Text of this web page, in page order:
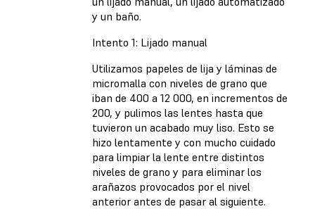
y un baño.
Intento 1: Lijado manual
Utilizamos papeles de lija y láminas de
micromalla con niveles de grano que
iban de 400 a 12 000, en incrementos de
200, y pulimos las lentes hasta que
tuvieron un acabado muy liso. Esto se
hizo lentamente y con mucho cuidado
para limpiar la lente entre distintos
niveles de grano y para eliminar los
arañazos provocados por el nivel
anterior antes de pasar al siguiente.